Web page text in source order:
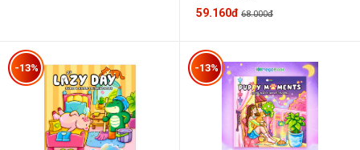
59.160đ 68.000đ
-13% -13%